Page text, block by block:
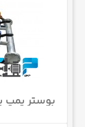
موتور 1090 اسب 1450 دور